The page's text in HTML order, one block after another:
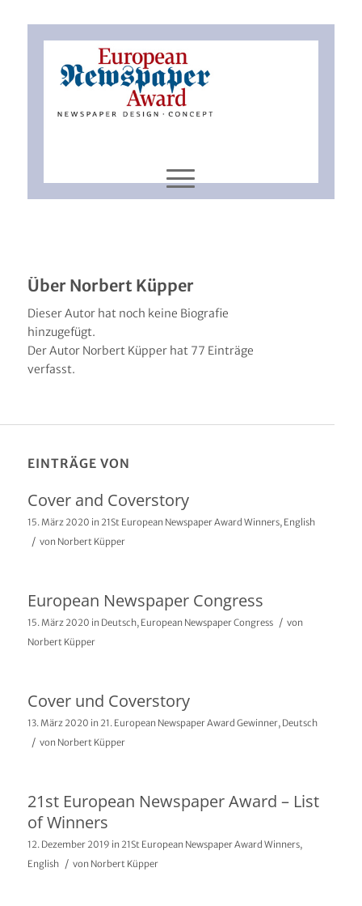
Über Norbert Küpper
Dieser Autor hat noch keine Biografie
hinzugefügt.
Der Autor Norbert Küpperhat 77 Einträge
verfasst.
EINTRÄGE VON
Cover and Coverstory
15. März 2020 in 21St European Newspaper Award Winners, English
/ von Norbert Küpper
European Newspaper Congress
15. März 2020 in Deutsch, European Newspaper Congress / von
Norbert Küpper
Cover und Coverstory
13. März 2020 in 21. European Newspaper Award Gewinner, Deutsch
/ von Norbert Küpper
21st European Newspaper Award – List
of Winners
12. Dezember 2019 in 21St European Newspaper Award Winners,
English
/ von Norbert Küpper